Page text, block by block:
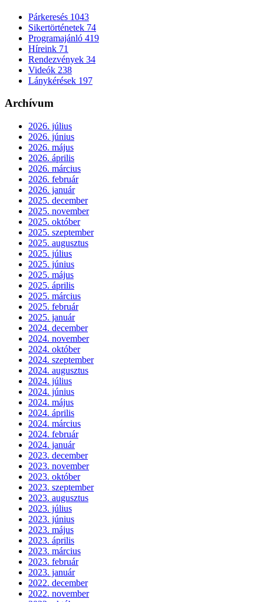
Párkeresés 1043
Sikertörténetek 74
Programajánló 419
Híreink 71
Rendezvények 34
Videók 238
Lánykérések 197
Archívum
2026. július
2026. június
2026. május
2026. április
2026. március
2026. február
2026. január
2025. december
2025. november
2025. október
2025. szeptember
2025. augusztus
2025. július
2025. június
2025. május
2025. április
2025. március
2025. február
2025. január
2024. december
2024. november
2024. október
2024. szeptember
2024. augusztus
2024. július
2024. június
2024. május
2024. április
2024. március
2024. február
2024. január
2023. december
2023. november
2023. október
2023. szeptember
2023. augusztus
2023. július
2023. június
2023. május
2023. április
2023. március
2023. február
2023. január
2022. december
2022. november